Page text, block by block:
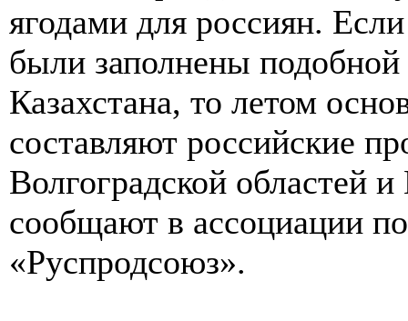
ягодами для россиян.
были заполнены подобной
Казахстана, то летом
составляют российские
Волгоградской областей
сообщают в ассоциации
«Руспродсоюз».